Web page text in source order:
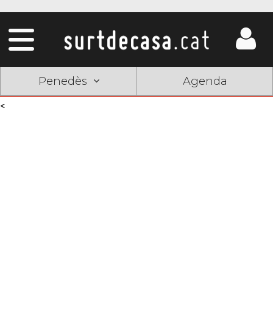
Penedès
Agenda
<